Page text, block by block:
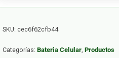
SKU:cec6f62cfb44
Categorías:Bateria Celular,Productos